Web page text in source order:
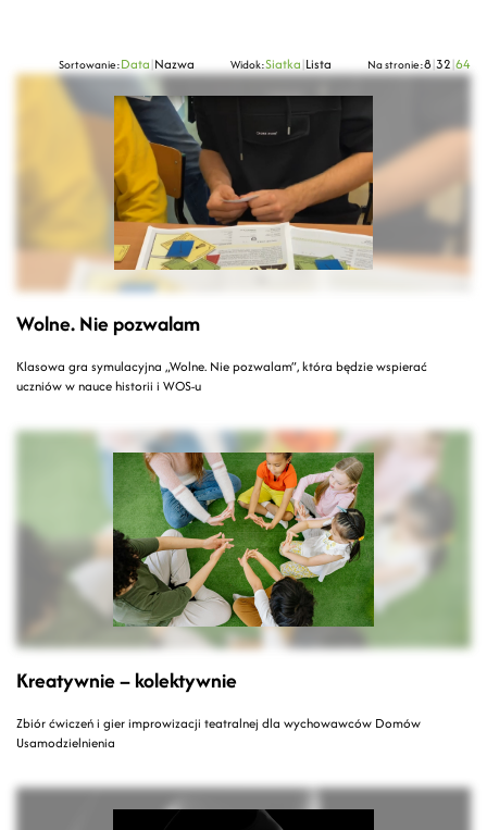
Sortowanie:Data|Nazwa Widok:Siatka|Lista Na stronie:8|32|64
Wolne. Nie pozwalam
Klasowa gra symulacyjna „Wolne. Nie pozwalam”, która będzie wspierać
uczniów w nauce historii i WOS-u
Kreatywnie – kolektywnie
Zbiór ćwiczeń i gier improwizacji teatralnej dla wychowawców Domów
Usamodzielnienia